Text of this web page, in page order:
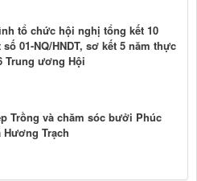
tổ chức hội nghị tổng kết 10
01-NQ/HNDT, sơ kết 5 năm thực
Trung ương Hội
Trồng và chăm sóc bưởi Phúc
Hương Trạch